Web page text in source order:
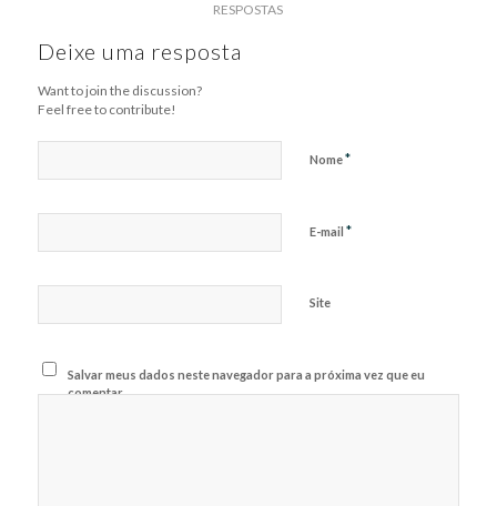
RESPOSTAS
Deixe uma resposta
Want to join the discussion?
Feel free to contribute!
Nome*
E-mail *
Site
Salvar meus dados neste navegador para a próxima vez que eu
comentar.